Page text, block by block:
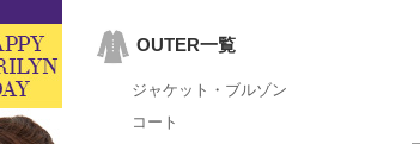
OUTER一覧
ジャケット・ブルゾン
コート